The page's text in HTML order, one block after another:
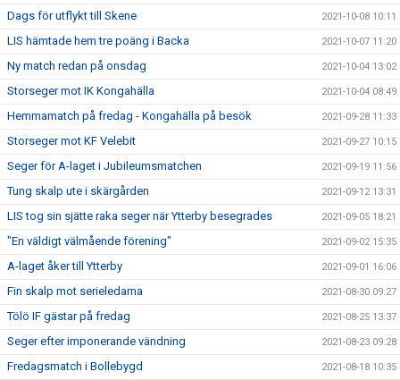
Dags för utflykt till Skene 2021-10-08 10:11
LIS hämtade hem tre poäng i Backa 2021-10-07 11:20
Ny match redan på onsdag 2021-10-04 13:02
Storseger mot IK Kongahälla 2021-10-04 08:49
Hemmamatch på fredag - Kongahälla på besök 2021-09-28 11:33
Storseger mot KF Velebit 2021-09-27 10:15
Seger för A-laget i Jubileumsmatchen 2021-09-19 11:56
Tung skalp ute i skärgården 2021-09-12 13:31
LIS tog sin sjätte raka seger när Ytterby besegrades 2021-09-05 18:21
"En väldigt välmående förening" 2021-09-02 15:35
A-laget åker till Ytterby 2021-09-01 16:06
Fin skalp mot serieledarna 2021-08-30 09:27
Tölö IF gästar på fredag 2021-08-25 13:37
Seger efter imponerande vändning 2021-08-23 09:28
Fredagsmatch i Bollebygd 2021-08-18 10:35